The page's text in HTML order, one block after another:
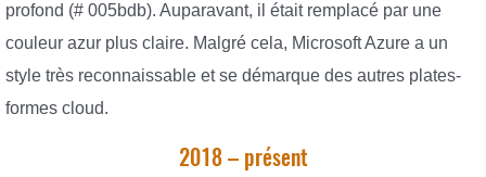
profond (# 005bdb). Auparavant, il était remplacé par une
couleur azur plus claire. Malgré cela, Microsoft Azure a un
style très reconnaissable et se démarque des autres plates-
formes cloud.
2018 – présent